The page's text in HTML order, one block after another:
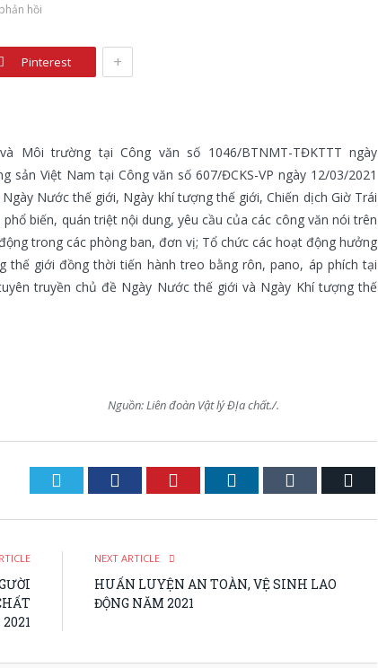
hồi
Pinterest +
Môi trường tại Công văn số 1046/BTNMT-TĐKTTT ngày
sản Việt Nam tại Công văn số 607/ĐCKS-VP ngày 12/03/2021
Nước thế giới, Ngày khí tượng thế giới, Chiến dịch Giờ Trái
biến, quán triệt nội dung, yêu cầu của các công văn nói trên
trong các phòng ban, đơn vị; Tổ chức các hoạt động hưởng
thế giới đồng thời tiến hành treo bằng rôn, pano, áp phích tại
truyền chủ đề Ngày Nước thế giới và Ngày Khí tượng thế
Vật lý ĐỊa chất./.
Twitter Facebook Pinterest LinkedIn Tumblr
NEXT ARTICLE
HUẤN LUYỆN AN TOÀN, VỆ SINH LAO
ĐỘNG NĂM 2021